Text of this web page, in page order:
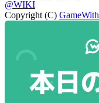
@WIKI
Copyright (C) GameWith